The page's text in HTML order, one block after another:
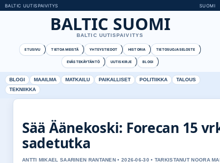
BALTIC UUTISPAIVITYS SUOMI
BALTIC SUOMI
BALTIC UUTISPAIVITYS
ETUSIVU TIETOA MEISTÄ YHTEYSTIEDOT HISTORIA TIETOSUOJASELOSTE
EVÄSTEKÄYTÄNTÖ UUTISKIRJE BLOGI
BLOGI MAAILMA MATKAILU PAIKALLISET POLITIIKKA
TALOUS
TEKNIIKKA
Sää Äänekoski: Forecan 15
sadetutka
ANTTI MIKAEL SAARINEN RANTANEN • 2026-06-30 • TARKISTANUT NOORA